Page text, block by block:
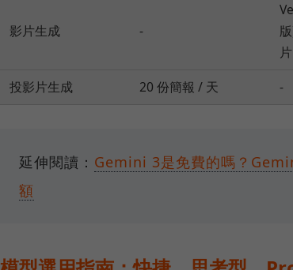
影片生成 -
片
投影片生成 20 份簡報 / 天 -
延伸閱讀： Gemini 3是免費的嗎？
額